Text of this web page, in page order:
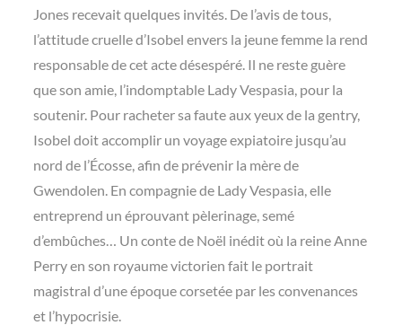
Jones recevait quelques invités. De l’avis de tous,
l’attitude cruelle d’Isobel envers la jeune femme la rend
responsable de cet acte désespéré. Il ne reste guère
que son amie, l’indomptable Lady Vespasia, pour la
soutenir. Pour racheter sa faute aux yeux de la gentry,
Isobel doit accomplir un voyage expiatoire jusqu’au
nord de l’Écosse, afin de prévenir la mère de
Gwendolen. En compagnie de Lady Vespasia, elle
entreprend un éprouvant pèlerinage, semé
d’embûches… Un conte de Noël inédit où la reine Anne
Perry en son royaume victorien fait le portrait
magistral d’une époque corsetée par les convenances
et l’hypocrisie.